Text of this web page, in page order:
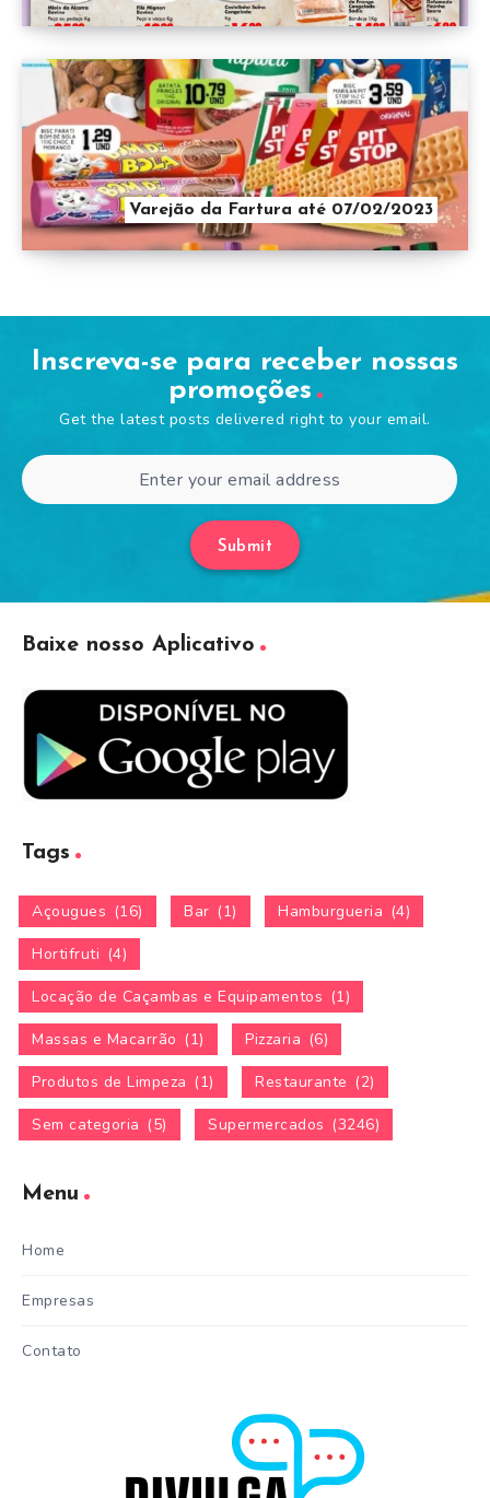
Varejão da Fartura até 07/02/2023
Inscreva-se para receber nossas
promoções
Get the latest posts delivered right to your email.
Submit
Baixe nosso Aplicativo
Tags
Açougues (16) Bar (1) Hamburgueria (4)
Hortifruti (4)
Locação de Caçambas e Equipamentos (1)
Massas e Macarrão (1) Pizzaria (6)
Produtos de Limpeza (1) Restaurante (2)
Sem categoria (5) Supermercados (3246)
Menu
Home
Empresas
Contato